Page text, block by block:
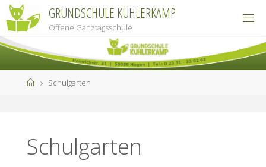
Zum
Inhalt
springen
GRUNDSCHULE KUHLERKAMP
Offene Ganztagsschule
StartSchulgarten
Schulgarten